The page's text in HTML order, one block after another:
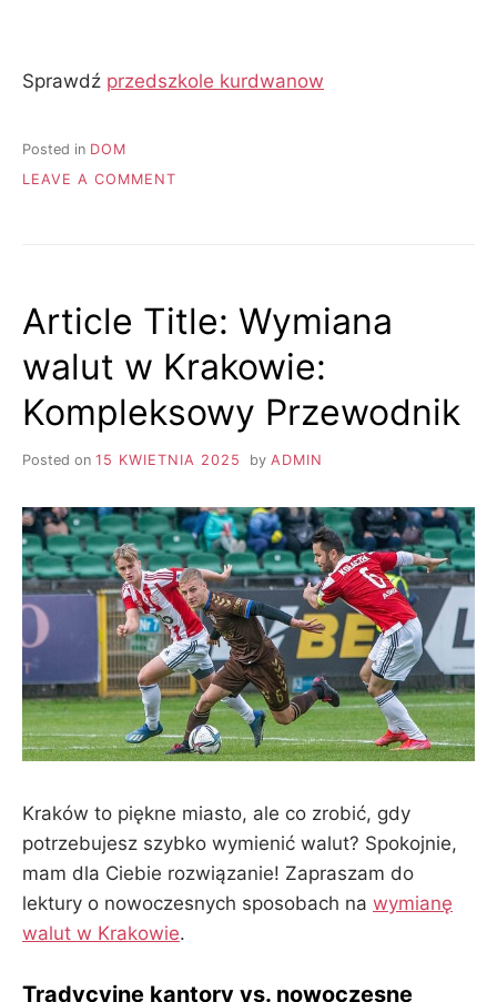
Sprawdź przedszkole kurdwanow
Posted in DOM
LEAVE A COMMENT
WYBORZE
IDEALNEJ
PLACÓWKI
Article Title: Wymiana
walut w Krakowie:
Kompleksowy Przewodnik
Posted on 15 KWIETNIA 2025 by ADMIN
Kraków to piękne miasto, ale co zrobić, gdy
potrzebujesz szybko wymienić walut? Spokojnie,
mam dla Ciebie rozwiązanie! Zapraszam do
lektury o nowoczesnych sposobach na wymianę
walut w Krakowie.
Tradycyjne kantory vs. nowoczesne